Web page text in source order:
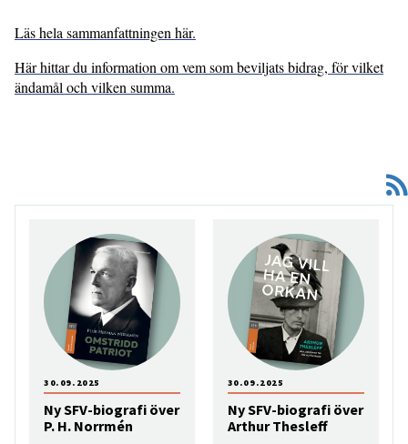
Läs hela sammanfattningen här.
Här hittar du information om vem som beviljats bidrag, för vilket
ändamål och vilken summa.
Ny SFV-biografi över
P. H. Norrmén
30.09.2025
Ny SFV-biografi över
Arthur Thesleff
30.09.2025